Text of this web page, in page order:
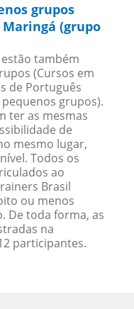
grupos
Maringá (grupo
também
(Cursos em
de Português
grupos).
ter as mesmas
de
mesmo lugar,
Todos os
ao
Brasil
ou menos
De toda forma, as
na
participantes.